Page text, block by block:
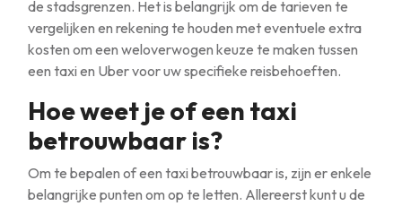
de stadsgrenzen. Het is belangrijk om de tarieven te
vergelijken en rekening te houden met eventuele extra
kosten om een weloverwogen keuze te maken tussen
een taxi en Uber voor uw specifieke reisbehoeften.
Hoe weet je of een taxi
betrouwbaar is?
Om te bepalen of een taxi betrouwbaar is, zijn er enkele
belangrijke punten om op te letten. Allereerst kunt u de